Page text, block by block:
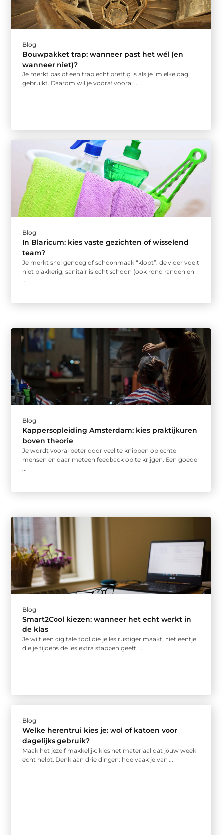
Blog
Bouwpakket trap: wanneer past het wél (en
wanneer niet)?
Je merkt pas of een trap echt prettig is als je ’m elke dag
gebruikt. Daarom wil je vooraf vooral ...
Blog
In Blaricum: kies vaste gezichten of wisselend
team?
Je merkt snel genoeg of schoonmaak “klopt”: de vloer voelt
niet plakkerig, sanitair is echt schoon (ook rond randen en
Blog
Kappersopleiding Amsterdam: kies praktijkuren
boven theorie
Je wordt vooral beter door veel te knippen op echte
mensen en daar meteen feedback op te krijgen. Een goede
...
Blog
Smart2Cool kiezen: wanneer het echt werkt in
de klas
Je wilt een digitale tool die je les rustiger maakt, niet eentje
die je tijdens de les extra stappen geeft. ...
Blog
Welke herentrui kies je: wol of katoen voor
dagelijks gebruik?
Maak het jezelf makkelijk: kies het materiaal dat jouw week
echt helpt. Denk aan drie dingen: hoe vaak je van ...